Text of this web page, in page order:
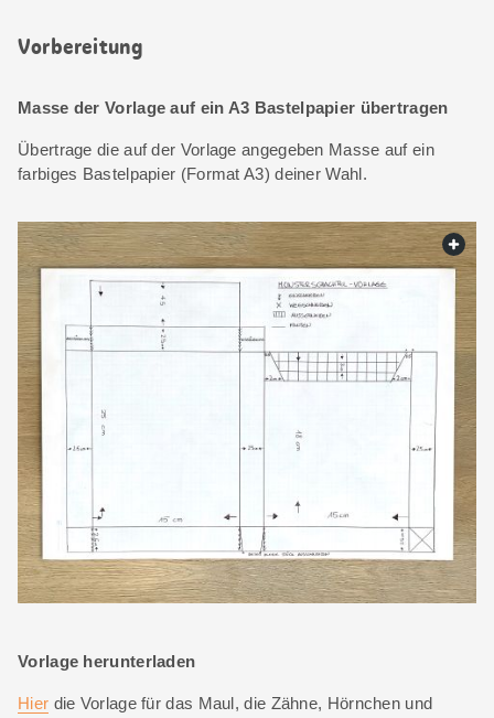
Vorbereitung
Masse der Vorlage auf ein A3 Bastelpapier übertragen
Übertrage die auf der Vorlage angegeben Masse auf ein
farbiges Bastelpapier (Format A3) deiner Wahl.
Vorlage herunterladen
Hier die Vorlage für das Maul, die Zähne, Hörnchen und